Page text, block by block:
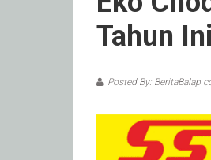
Tahun
Posted By: